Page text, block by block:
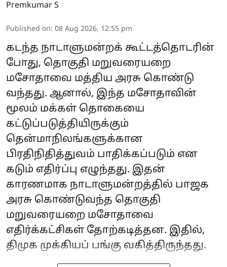
Premkumar S
Published on: 08 Aug 2026, 12:55 pm
கடந்த நாடாளுமன்றக் கூட்டத்தொடரின்
போது, தொகுதி மறுவரையறை
மசோதாவை மத்திய அரசு கொண்டு
வந்தது. ஆனால், இந்த மசோதாவின்
மூலம் மக்கள் தொகையை
கட்டுப்படுத்தியிருக்கும்
தென்மாநிலங்களுக்கான
பிரதிநிதித்துவம் பாதிக்கப்படும் என
கடும் எதிர்ப்பு எழுந்தது. இதன்
காரணமாக நாடாளுமன்றத்தில் பாஜக
அரசு கொண்டுவந்த தொகுதி
மறுவரையறை மசோதாவை
எதிர்க்கட்சிகள் தோற்கடித்தன. இதில்,
திமுக முக்கியப் பங்கு வகித்திருந்தது.